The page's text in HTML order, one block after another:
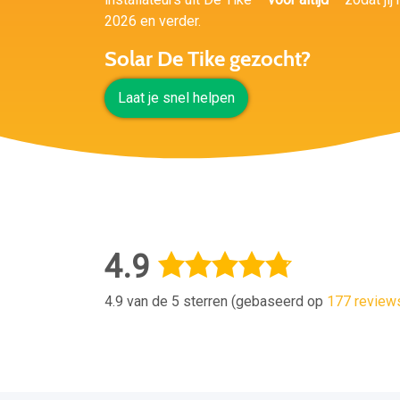
2026 en verder.
Solar De Tike gezocht?
Laat je snel helpen
4.9
4.9 van de 5 sterren (gebaseerd op 177